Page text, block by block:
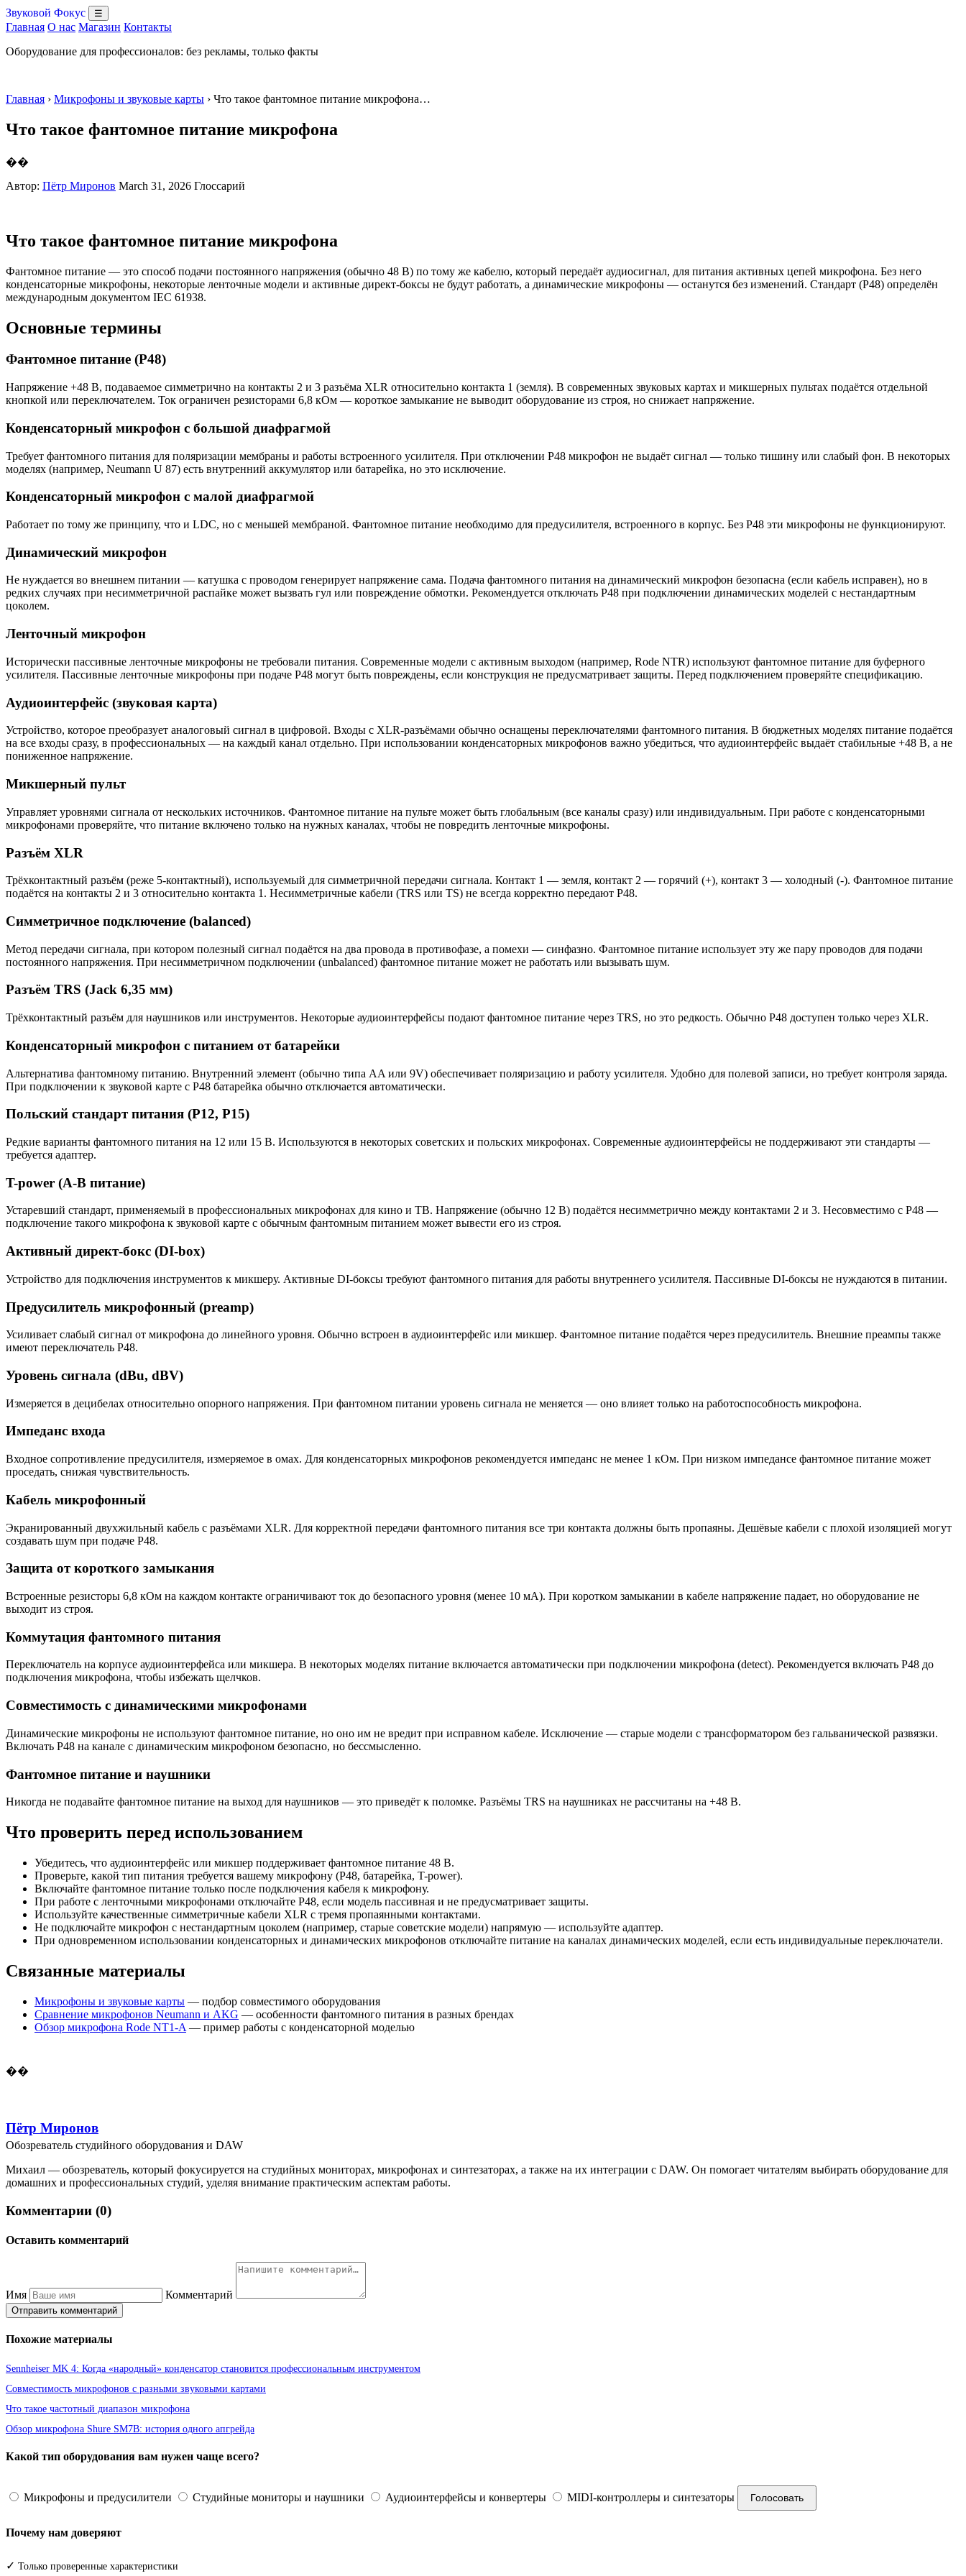
Звуковой Фокус ☰
Главная О нас Магазин Контакты
Оборудование для профессионалов: без рекламы, только факты
Главная › Микрофоны и звуковые карты › Что такое фантомное питание микрофона…
Что такое фантомное питание микрофона
��
Автор: Пётр Миронов March 31, 2026 Глоссарий
Что такое фантомное питание микрофона
Фантомное питание — это способ подачи постоянного напряжения (обычно 48 В) по тому же кабелю, который передаёт аудиосигнал, для питания активных цепей микрофона. Без него
конденсаторные микрофоны, некоторые ленточные модели и активные директ-боксы не будут работать, а динамические микрофоны — останутся без изменений. Стандарт (P48) определён
международным документом IEC 61938.
Основные термины
Фантомное питание (P48)
Напряжение +48 В, подаваемое симметрично на контакты 2 и 3 разъёма XLR относительно контакта 1 (земля). В современных звуковых картах и микшерных пультах подаётся отдельной
кнопкой или переключателем. Ток ограничен резисторами 6,8 кОм — короткое замыкание не выводит оборудование из строя, но снижает напряжение.
Конденсаторный микрофон с большой диафрагмой
Требует фантомного питания для поляризации мембраны и работы встроенного усилителя. При отключении P48 микрофон не выдаёт сигнал — только тишину или слабый фон. В некоторых
моделях (например, Neumann U 87) есть внутренний аккумулятор или батарейка, но это исключение.
Конденсаторный микрофон с малой диафрагмой
Работает по тому же принципу, что и LDC, но с меньшей мембраной. Фантомное питание необходимо для предусилителя, встроенного в корпус. Без P48 эти микрофоны не функционируют.
Динамический микрофон
Не нуждается во внешнем питании — катушка с проводом генерирует напряжение сама. Подача фантомного питания на динамический микрофон безопасна (если кабель исправен), но в
редких случаях при несимметричной распайке может вызвать гул или повреждение обмотки. Рекомендуется отключать P48 при подключении динамических моделей с нестандартным
цоколем.
Ленточный микрофон
Исторически пассивные ленточные микрофоны не требовали питания. Современные модели с активным выходом (например, Rode NTR) используют фантомное питание для буферного
усилителя. Пассивные ленточные микрофоны при подаче P48 могут быть повреждены, если конструкция не предусматривает защиты. Перед подключением проверяйте спецификацию.
Аудиоинтерфейс (звуковая карта)
Устройство, которое преобразует аналоговый сигнал в цифровой. Входы с XLR-разъёмами обычно оснащены переключателями фантомного питания. В бюджетных моделях питание подаётся
на все входы сразу, в профессиональных — на каждый канал отдельно. При использовании конденсаторных микрофонов важно убедиться, что аудиоинтерфейс выдаёт стабильные +48 В, а не
пониженное напряжение.
Микшерный пульт
Управляет уровнями сигнала от нескольких источников. Фантомное питание на пульте может быть глобальным (все каналы сразу) или индивидуальным. При работе с конденсаторными
микрофонами проверяйте, что питание включено только на нужных каналах, чтобы не повредить ленточные микрофоны.
Разъём XLR
Трёхконтактный разъём (реже 5-контактный), используемый для симметричной передачи сигнала. Контакт 1 — земля, контакт 2 — горячий (+), контакт 3 — холодный (-). Фантомное питание
подаётся на контакты 2 и 3 относительно контакта 1. Несимметричные кабели (TRS или TS) не всегда корректно передают P48.
Симметричное подключение (balanced)
Метод передачи сигнала, при котором полезный сигнал подаётся на два провода в противофазе, а помехи — синфазно. Фантомное питание использует эту же пару проводов для подачи
постоянного напряжения. При несимметричном подключении (unbalanced) фантомное питание может не работать или вызывать шум.
Разъём TRS (Jack 6,35 мм)
Трёхконтактный разъём для наушников или инструментов. Некоторые аудиоинтерфейсы подают фантомное питание через TRS, но это редкость. Обычно P48 доступен только через XLR.
Конденсаторный микрофон с питанием от батарейки
Альтернатива фантомному питанию. Внутренний элемент (обычно типа AA или 9V) обеспечивает поляризацию и работу усилителя. Удобно для полевой записи, но требует контроля заряда.
При подключении к звуковой карте с P48 батарейка обычно отключается автоматически.
Польский стандарт питания (P12, P15)
Редкие варианты фантомного питания на 12 или 15 В. Используются в некоторых советских и польских микрофонах. Современные аудиоинтерфейсы не поддерживают эти стандарты —
требуется адаптер.
T-power (A-B питание)
Устаревший стандарт, применяемый в профессиональных микрофонах для кино и ТВ. Напряжение (обычно 12 В) подаётся несимметрично между контактами 2 и 3. Несовместимо с P48 —
подключение такого микрофона к звуковой карте с обычным фантомным питанием может вывести его из строя.
Активный директ-бокс (DI-box)
Устройство для подключения инструментов к микшеру. Активные DI-боксы требуют фантомного питания для работы внутреннего усилителя. Пассивные DI-боксы не нуждаются в питании.
Предусилитель микрофонный (preamp)
Усиливает слабый сигнал от микрофона до линейного уровня. Обычно встроен в аудиоинтерфейс или микшер. Фантомное питание подаётся через предусилитель. Внешние преампы также
имеют переключатель P48.
Уровень сигнала (dBu, dBV)
Измеряется в децибелах относительно опорного напряжения. При фантомном питании уровень сигнала не меняется — оно влияет только на работоспособность микрофона.
Импеданс входа
Входное сопротивление предусилителя, измеряемое в омах. Для конденсаторных микрофонов рекомендуется импеданс не менее 1 кОм. При низком импедансе фантомное питание может
проседать, снижая чувствительность.
Кабель микрофонный
Экранированный двухжильный кабель с разъёмами XLR. Для корректной передачи фантомного питания все три контакта должны быть пропаяны. Дешёвые кабели с плохой изоляцией могут
создавать шум при подаче P48.
Защита от короткого замыкания
Встроенные резисторы 6,8 кОм на каждом контакте ограничивают ток до безопасного уровня (менее 10 мА). При коротком замыкании в кабеле напряжение падает, но оборудование не
выходит из строя.
Коммутация фантомного питания
Переключатель на корпусе аудиоинтерфейса или микшера. В некоторых моделях питание включается автоматически при подключении микрофона (detect). Рекомендуется включать P48 до
подключения микрофона, чтобы избежать щелчков.
Совместимость с динамическими микрофонами
Динамические микрофоны не используют фантомное питание, но оно им не вредит при исправном кабеле. Исключение — старые модели с трансформатором без гальванической развязки.
Включать P48 на канале с динамическим микрофоном безопасно, но бессмысленно.
Фантомное питание и наушники
Никогда не подавайте фантомное питание на выход для наушников — это приведёт к поломке. Разъёмы TRS на наушниках не рассчитаны на +48 В.
Что проверить перед использованием
Убедитесь, что аудиоинтерфейс или микшер поддерживает фантомное питание 48 В.
Проверьте, какой тип питания требуется вашему микрофону (P48, батарейка, T-power).
Включайте фантомное питание только после подключения кабеля к микрофону.
При работе с ленточными микрофонами отключайте P48, если модель пассивная и не предусматривает защиты.
Используйте качественные симметричные кабели XLR с тремя пропаянными контактами.
Не подключайте микрофон с нестандартным цоколем (например, старые советские модели) напрямую — используйте адаптер.
При одновременном использовании конденсаторных и динамических микрофонов отключайте питание на каналах динамических моделей, если есть индивидуальные переключатели.
Связанные материалы
Микрофоны и звуковые карты — подбор совместимого оборудования
Сравнение микрофонов Neumann и AKG — особенности фантомного питания в разных брендах
Обзор микрофона Rode NT1-A — пример работы с конденсаторной моделью
��
Пётр Миронов
Обозреватель студийного оборудования и DAW
Михаил — обозреватель, который фокусируется на студийных мониторах, микрофонах и синтезаторах, а также на их интеграции с DAW. Он помогает читателям выбирать оборудование для
домашних и профессиональных студий, уделяя внимание практическим аспектам работы.
Комментарии (0)
Оставить комментарий
Имя Комментарий
Отправить комментарий
Похожие материалы
Sennheiser MK 4: Когда «народный» конденсатор становится профессиональным инструментом
Совместимость микрофонов с разными звуковыми картами
Что такое частотный диапазон микрофона
Обзор микрофона Shure SM7B: история одного апгрейда
Какой тип оборудования вам нужен чаще всего?
Микрофоны и предусилители Студийные мониторы и наушники Аудиоинтерфейсы и конвертеры MIDI-контроллеры и синтезаторы Голосовать
Почему нам доверяют
✓ Только проверенные характеристики